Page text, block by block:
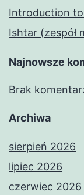
Introduction
Ishtar (zespół
Najnowsze
Brak
Archiwa
sierpień 2026
lipiec 2026
czerwiec 2026